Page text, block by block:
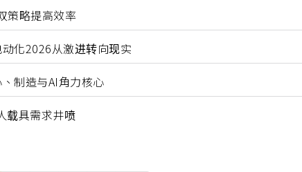
策略提高效率
化2026从激进转向现实
制造与AI角力核心
载具需求井喷